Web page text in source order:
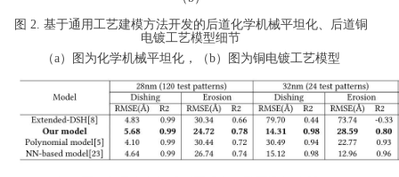
图 2 基于通用工艺建模方法开发的后道化学机械平坦化、后道铜
电镀工艺模型细节
（a）图为化学机械平坦化，（b）图为铜电镀工艺模型